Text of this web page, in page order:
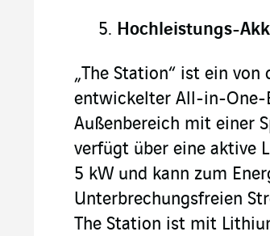
Hochleistungs-
„The Station“ ist ein von
entwickelter All-in-One-
Außenbereich mit einer
verfügt über eine aktive
5 kW und kann zum
Unterbrechungsfreien
The Station ist mit